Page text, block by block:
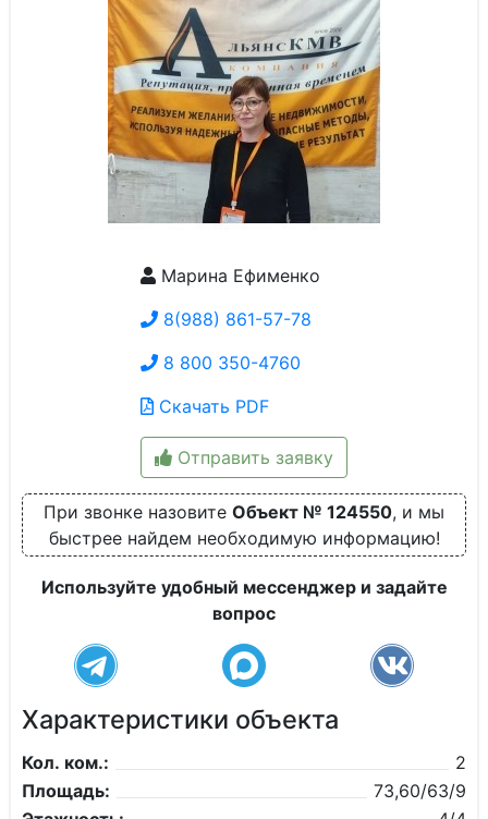
Марина Ефименко
8(988) 861-57-78
8 800 350-4760
Скачать PDF
Отправить заявку
При звонке назовите Объект № 124550, и мы
быстрее найдем необходимую информацию!
Используйте удобный мессенджер и задайте
вопрос
Характеристики объекта
Кол. ком.:
2
Площадь:
73,60/63/9